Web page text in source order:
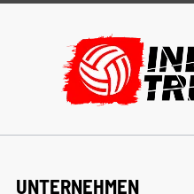
UNTERNEHMEN